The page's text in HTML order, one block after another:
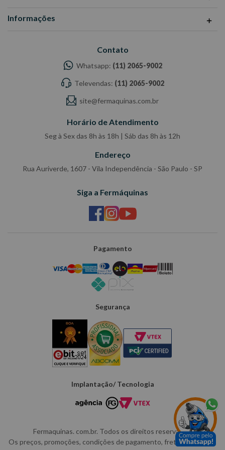
Informações
Contato
Whatsapp: (11) 2065-9002
Televendas: (11) 2065-9002
site@fermaquinas.com.br
Horário de Atendimento
Seg à Sex das 8h às 18h | Sáb das 8h às 12h
Endereço
Rua Auriverde, 1607 - Vila Independência - São Paulo - SP
Siga a Fermáquinas
Pagamento
Segurança
Implantação/ Tecnologia
Fermaquinas. com.br. Todos os direitos reservados.
Os preços, promoções, condições de pagamento, frete e produtos